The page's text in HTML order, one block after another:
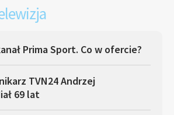
Prima Sport. Co w ofercie?
TVN24 Andrzej
69 lat